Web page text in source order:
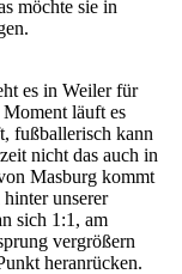
möchte sie in
es in Weiler für
läuft es
fußballerisch kann
nicht das auch in
Masburg kommt
unserer
sich 1:1, am
vergrößern
heranrücken.